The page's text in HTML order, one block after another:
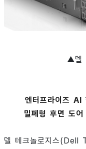
▲델
엔터프라이즈 AI
밀폐형 후면 도
델 테크놀로지스(Dell